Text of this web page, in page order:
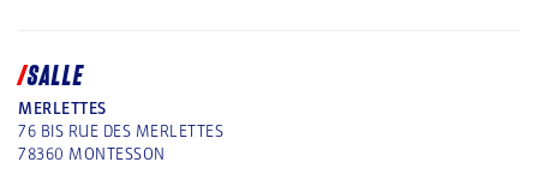
SALLE
MERLETTES
76 BIS RUE DES MERLETTES
78360 MONTESSON